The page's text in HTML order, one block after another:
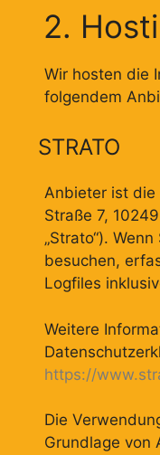
2.
Wir hosten die
folgendem
STRATO
Anbieter ist die
Straße 7,
„Strato“).
besuchen,
Logfiles
Weitere
https://
Die
Grundlage von